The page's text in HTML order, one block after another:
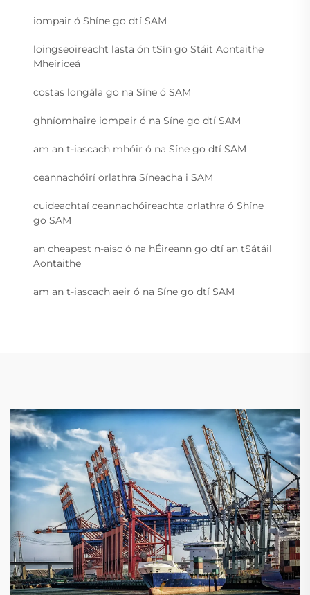
iompair ó Shíne go dtí SAM
loingseoireacht lasta ón tSín go Stáit Aontaithe
Mheiriceá
costas longála go na Síne ó SAM
ghníomhaire iompair ó na Síne go dtí SAM
am an t-iascach mhóir ó na Síne go dtí SAM
ceannachóirí orlathra Síneacha i SAM
cuideachtaí ceannachóireachta orlathra ó Shíne
go SAM
an cheapest n-aisc ó na hÉireann go dtí an tSátáil
Aontaithe
am an t-iascach aeir ó na Síne go dtí SAM